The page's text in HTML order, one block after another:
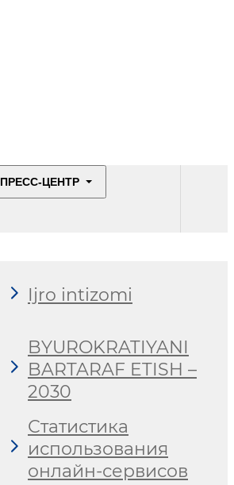
ПРЕСС-ЦЕНТР
Ijro intizomi
BYUROKRATIYANI
BARTARAF ETISH –
2030
Статистика
использования
онлайн-сервисов